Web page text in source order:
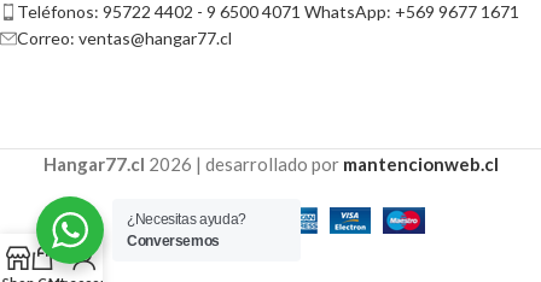
Teléfonos: 95722 4402 - 9 6500 4071 WhatsApp: +569 9677 1671
Correo: ventas@hangar77.cl
Hangar77.cl 2026 | desarrollado por mantencionweb.cl
¿Necesitas ayuda?
Conversemos